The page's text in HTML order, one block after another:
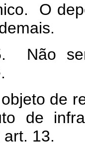
O
de
de
art. 13.